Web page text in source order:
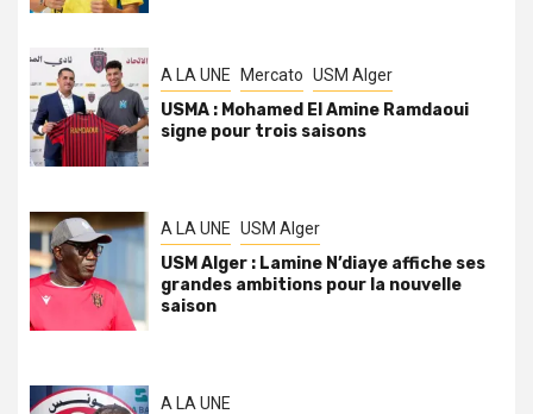
A LA UNE Mercato USM Alger
USMA : Mohamed El Amine Ramdaoui
signe pour trois saisons
A LA UNE USM Alger
USM Alger : Lamine N’diaye affiche ses
grandes ambitions pour la nouvelle
saison
A LA UNE